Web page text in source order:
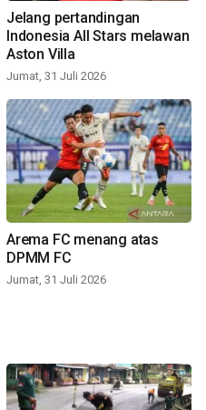
Jelang pertandingan
Indonesia All Stars melawan
Aston Villa
Jumat, 31 Juli 2026
Arema FC menang atas
DPMM FC
Jumat, 31 Juli 2026